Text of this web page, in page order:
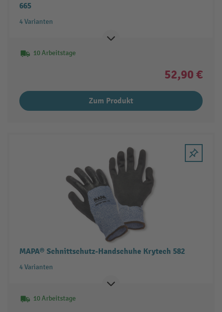
665
4 Varianten
10 Arbeitstage
52,90 €
Zum Produkt
MAPA® Schnittschutz-Handschuhe Krytech 582
4 Varianten
10 Arbeitstage